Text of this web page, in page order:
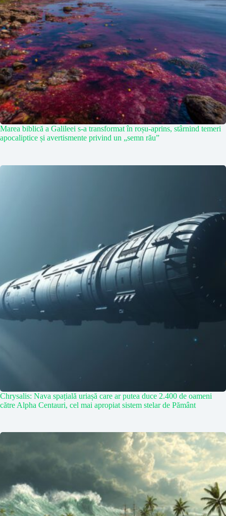
Marea biblică a Galileei s-a transformat în roșu-aprins, stârnind temeri
apocaliptice și avertismente privind un „semn rău”
Chrysalis: Nava spațială uriașă care ar putea duce 2.400 de oameni
către Alpha Centauri, cel mai apropiat sistem stelar de Pământ